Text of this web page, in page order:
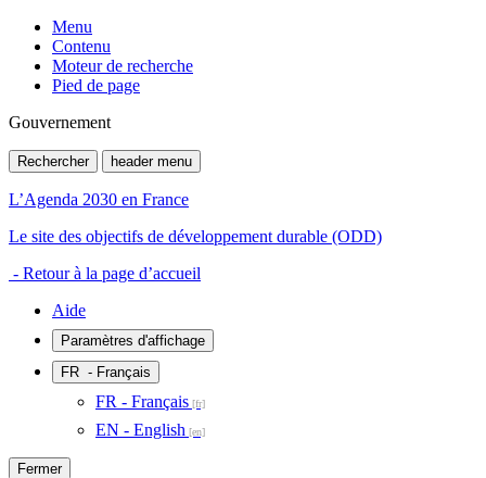
Menu
Contenu
Moteur de recherche
Pied de page
Gouvernement
Rechercher header menu
L’Agenda 2030 en France
Le site des objectifs de développement durable (ODD)
- Retour à la page d’accueil
Aide
Paramètres d'affichage
FR - Français
FR - Français
EN - English
Fermer